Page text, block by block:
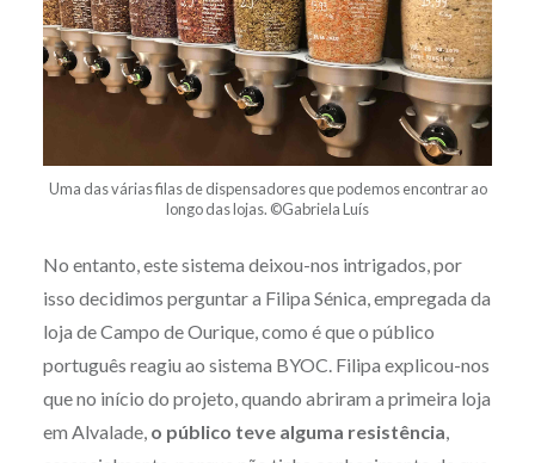
Uma das várias filas de dispensadores que podemos encontrar ao
longo das lojas. ©Gabriela Luís
No entanto, este sistema deixou-nos intrigados, por
isso decidimos perguntar a Filipa Sénica, empregada da
loja de Campo de Ourique, como é que o público
português reagiu ao sistema BYOC. Filipa explicou-nos
que no início do projeto, quando abriram a primeira loja
em Alvalade, o público teve alguma resistência